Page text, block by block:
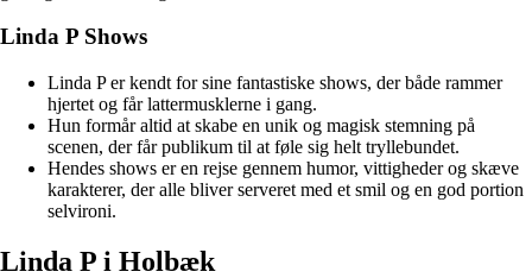
Linda P Shows
Linda P er kendt for sine fantastiske shows, der både rammer
hjertet og får lattermusklerne i gang.
Hun formår altid at skabe en unik og magisk stemning på
scenen, der får publikum til at føle sig helt tryllebundet.
Hendes shows er en rejse gennem humor, vittigheder og skæve
karakterer, der alle bliver serveret med et smil og en god portion
selvironi.
Linda P i Holbæk